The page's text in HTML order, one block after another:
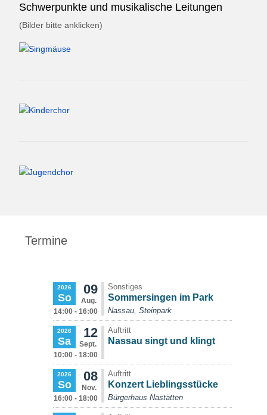
Schwerpunkte und musikalische Leitungen
(Bilder bitte anklicken)
Termine